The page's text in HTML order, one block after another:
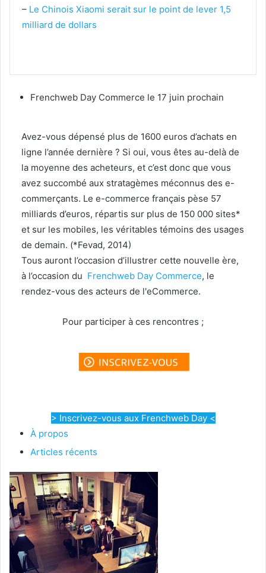
– Le Chinois Xiaomi serait sur le point de lever 1,5
milliard de dollars
Frenchweb Day Commerce le 17 juin prochain
Avez-vous dépensé plus de 1600 euros d’achats en
ligne l’année dernière ? Si oui, vous êtes au-delà de
la moyenne des acheteurs, et c’est donc que vous
avez succombé aux stratagèmes méconnus des e-
commerçants. Le e-commerce français pèse 57
milliards d’euros, répartis sur plus de 150 000 sites*
et sur les mobiles, les véritables témoins des usages
de demain. (*Fevad, 2014)
Tous auront l’occasion d’illustrer cette nouvelle ère,
à l’occasion du Frenchweb Day Commerce, le
rendez-vous des acteurs de l'eCommerce.
Pour participer à ces rencontres ;
> Inscrivez-vous aux Frenchweb Day <
À propos
Articles récents